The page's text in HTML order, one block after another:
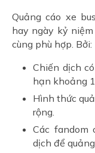
Quảng cáo xe
hay ngày kỷ
cùng phù hợp. Bởi:
Chiến dịch
hạn khoảng
Hình thức
rộng.
Các
dịch để